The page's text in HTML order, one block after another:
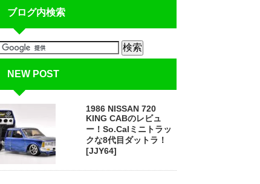
ブログ内検索
NEW POST
1986 NISSAN 720
KING CABのレビュ
ー！So.Calミニトラッ
クな8代目ダットラ！
[JJY64]